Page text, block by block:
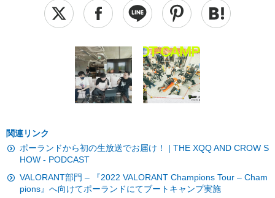
関連リンク
ポーランドから初の生放送でお届け！ | THE XQQ AND CROW S
HOW - PODCAST
VALORANT部門 – 『2022 VALORANT Champions Tour – Cham
pions』へ向けてポーランドにてブートキャンプ実施